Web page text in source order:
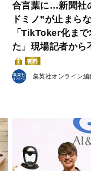
合言葉に…新聞社
ドミノ”が止まら
「TikToker化ま
た」現場記者から
有料
集英社オンライン